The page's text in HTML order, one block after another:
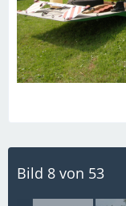
Bild 8 von 53